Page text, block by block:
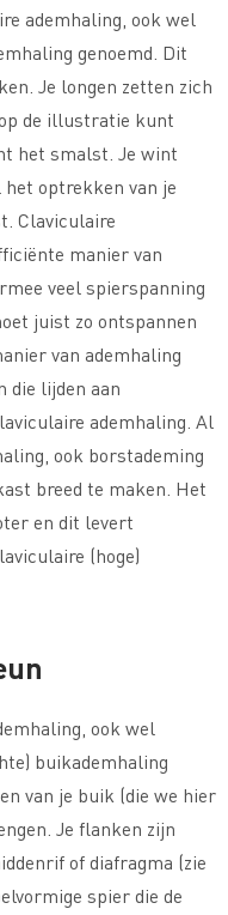
ademhaling, ook wel
genoemd. Dit
Je longen zetten zich
de illustratie kunt
het smalst. Je wint
optrekken van je
Claviculaire
manier van
veel spierspanning
juist zo ontspannen
van ademhaling
die lijden aan
ademhaling. Al
ook borstademing
breed te maken. Het
en dit levert
(hoge)
ook wel
buikademhaling
van je buik (die we hier
Je flanken zijn
of diafragma (zie
spier die de